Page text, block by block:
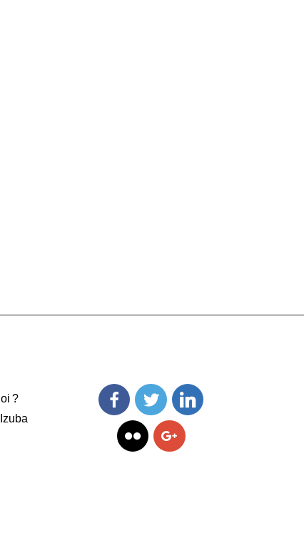
?
FacebookTwitter